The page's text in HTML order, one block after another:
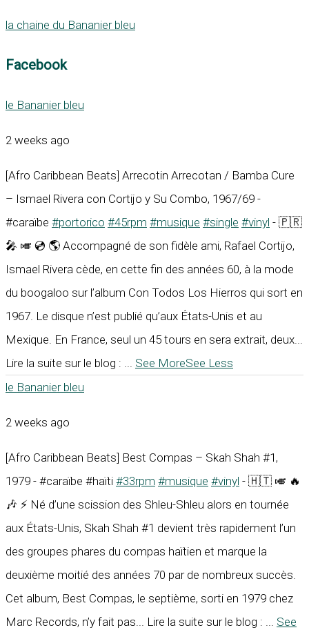
la chaine du Bananier bleu
Facebook
le Bananier bleu
2 weeks ago
[Afro Caribbean Beats] Arrecotin Arrecotan / Bamba Cure
– Ismael Rivera con Cortijo y Su Combo, 1967/69 -
#caraïbe #portorico #45rpm #musique #single #vinyl - 🇵🇷
🎤 🎺 💿 🌎 Accompagné de son fidèle ami, Rafael Cortijo,
Ismael Rivera cède, en cette fin des années 60, à la mode
du boogaloo sur l’album Con Todos Los Hierros qui sort en
1967. Le disque n’est publié qu’aux États-Unis et au
Mexique. En France, seul un 45 tours en sera extrait, deux...
Lire la suite sur le blog : ... See MoreSee Less
le Bananier bleu
2 weeks ago
[Afro Caribbean Beats] Best Compas – Skah Shah #1,
1979 - #caraïbe #haïti #33rpm #musique #vinyl - 🇭🇹 🎺 🔥
🎶 ⚡ Né d’une scission des Shleu-Shleu alors en tournée
aux États-Unis, Skah Shah #1 devient très rapidement l’un
des groupes phares du compas haïtien et marque la
deuxième moitié des années 70 par de nombreux succès.
Cet album, Best Compas, le septième, sorti en 1979 chez
Marc Records, n’y fait pas... Lire la suite sur le blog : ... See